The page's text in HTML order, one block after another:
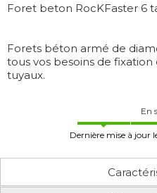
Foret beton RocKFaster 6
Forets béton armé de
tous vos besoins de
tuyaux.
En
Dernière mise à jour